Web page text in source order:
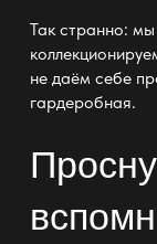
Так странно:
не даём себе
гардеробная.